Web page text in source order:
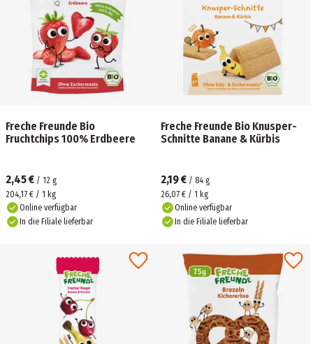
Freche Freunde Bio
Fruchtchips 100% Erdbeere
2,45 € / 12 g
204,17 € / 1 kg
Online verfügbar
In die Filiale lieferbar
Freche Freunde Bio Knusper-
Schnitte Banane & Kürbis
2,19 € / 84 g
26,07 € / 1 kg
Online verfügbar
In die Filiale lieferbar